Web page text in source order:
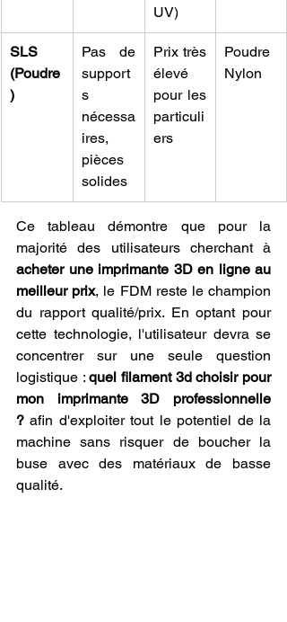
UV)
SLS
(Poudre
)
Pas de
support
s
nécessa
ires,
pièces
solides
Prix très
élevé
pour les
particuli
ers
Poudre
Nylon
Ce tableau démontre que pour la
acheter une imprimante 3D en ligne au
meilleur prix, le FDM reste le champion
du rapport qualité/prix. En optant pour
cette technologie, l'utilisateur devra se
concentrer sur une seule question
logistique : quel filament 3d choisir pour
mon imprimante 3D professionnelle
? afin d'exploiter tout le potentiel de la
machine sans risquer de boucher la
buse avec des matériaux de basse
qualité.